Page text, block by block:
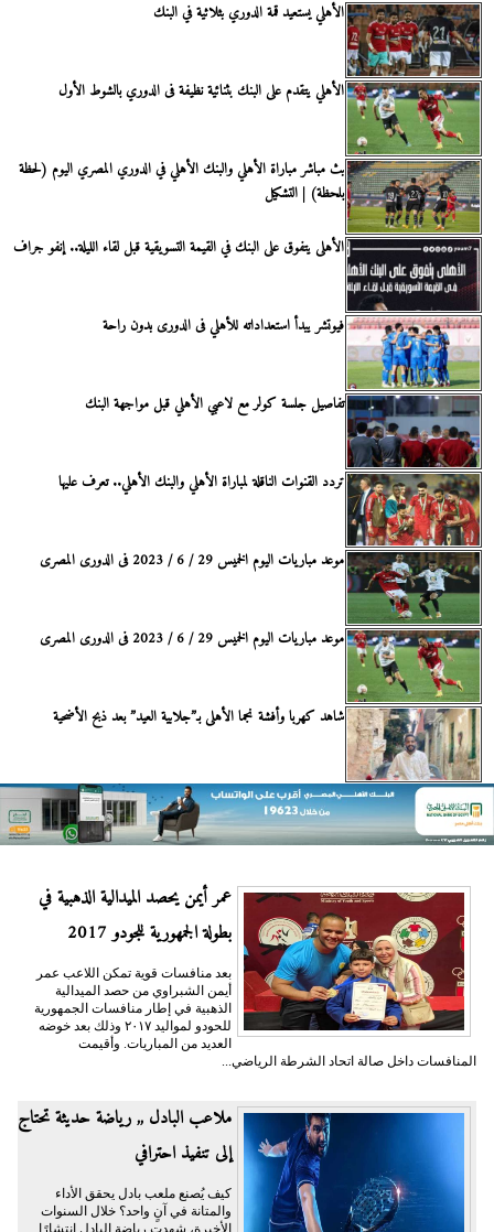
الأهلي يستعيد قمة الدوري بثلاثية في البنك
الأهلي يتقدم على البنك بثنائية نظيفة فى الدوري بالشوط الأول
بث مباشر مباراة الأهلي والبنك الأهلي في الدوري المصري اليوم (لحظة
بلحظة) | التشكيل
الأهلى يتفوق على البنك في القيمة التسويقية قبل لقاء الليلة.. إنفو جراف
فيوتشر يبدأ استعداداته للأهلي فى الدورى بدون راحة
تفاصيل جلسة كولر مع لاعبي الأهلي قبل مواجهة البنك
تردد القنوات الناقلة لمباراة الأهلي والبنك الأهلي.. تعرف عليها
موعد مباريات اليوم الخميس 29 / 6 / 2023 فى الدورى المصرى
موعد مباريات اليوم الخميس 29 / 6 / 2023 فى الدورى المصرى
شاهد كهربا وأفشة نجما الأهلى بـ”جلابية العيد” بعد ذبح الأضحية
عمر أيمن يحصد الميدالية الذهبية في
بطولة الجمهورية للجودو 2017
بعد منافسات قوية تمكن اللاعب عمر
أيمن الشبراوي من حصد الميدالية
الذهبية في إطار منافسات الجمهورية
للحودو لمواليد ٢٠١٧ وذلك بعد خوضه
العديد من المباريات. وأقيمت
المنافسات داخل صالة اتحاد الشرطة الرياضي...
ملاعب البادل ,, رياضة حديثة تحتاج
إلى تنفيذ احترافي
كيف يُصنع ملعب بادل يحقق الأداء
والمتانة في آنٍ واحد؟ خلال السنوات
الأخيرة، شهدت رياضة البادل انتشارًا